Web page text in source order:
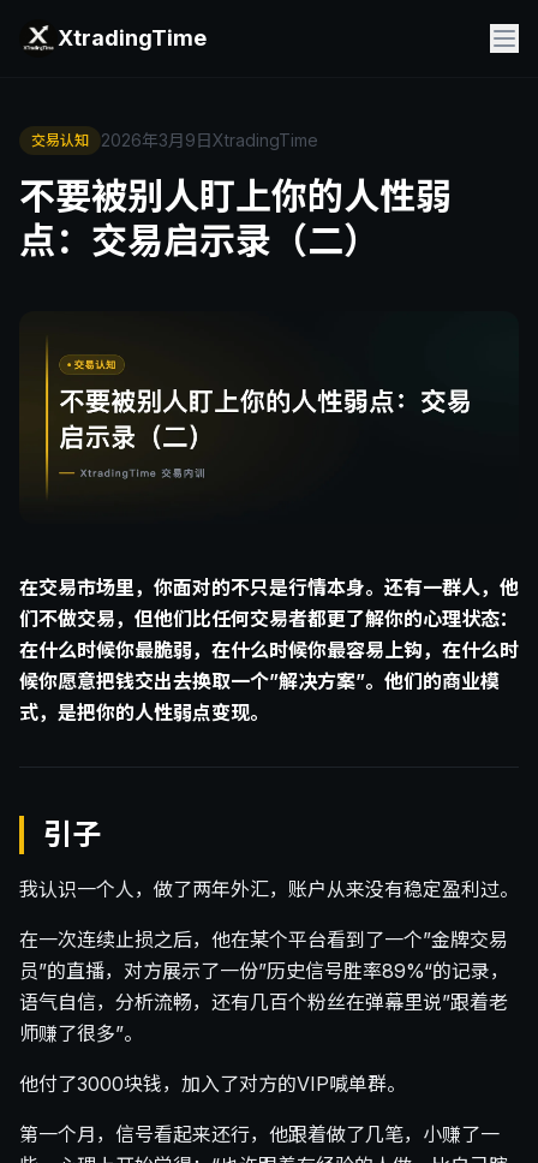
XtradingTime
交易认知 2026年3月9日XtradingTime
不要被别人盯上你的人性弱
点：交易启示录（二）
在交易市场里，你面对的不只是行情本身。还有一群人，他
们不做交易，但他们比任何交易者都更了解你的心理状态：
在什么时候你最脆弱，在什么时候你最容易上钩，在什么时
候你愿意把钱交出去换取一个”解决方案”。他们的商业模
式，是把你的人性弱点变现。
引子
我认识一个人，做了两年外汇，账户从来没有稳定盈利过。
在一次连续止损之后，他在某个平台看到了一个”金牌交易
员”的直播，对方展示了一份”历史信号胜率89%“的记录，
语气自信，分析流畅，还有几百个粉丝在弹幕里说”跟着老
师赚了很多”。
他付了3000块钱，加入了对方的VIP喊单群。
第一个月，信号看起来还行，他跟着做了几笔，小赚了一